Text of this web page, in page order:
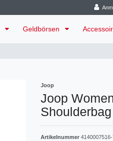
Geldbörsen
Joop
Joop
Artikelnummer